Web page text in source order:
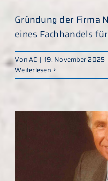
Gründung der Firma
eines Fachhandels
VonAC | 19. November 2025
Weiterlesen